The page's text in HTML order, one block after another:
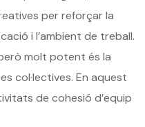
per reforçar la
i l’ambient de treball.
molt potent és la
col·lectives. En aquest
de cohesió d’equip